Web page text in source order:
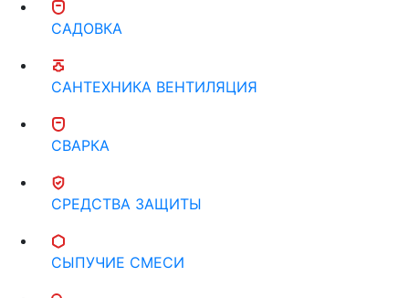
САДОВКА
САНТЕХНИКА ВЕНТИЛЯЦИЯ
СВАРКА
СРЕДСТВА ЗАЩИТЫ
СЫПУЧИЕ СМЕСИ